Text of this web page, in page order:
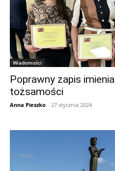
Wiadomości
Poprawny zapis
tożsamości
Anna Pieszko - 27 stycznia 2024